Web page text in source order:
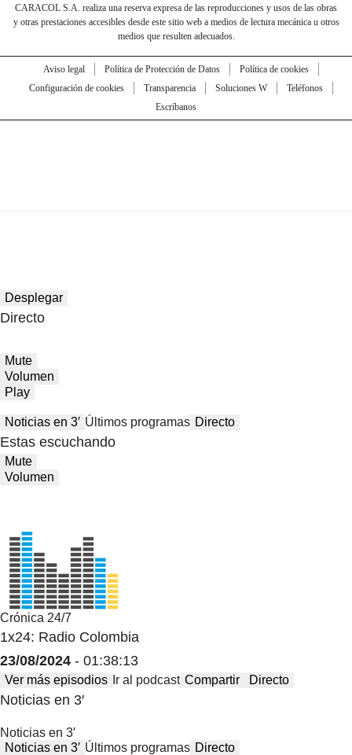
CARACOL S.A. realiza una reserva expresa de las reproducciones y usos de las obras
y otras prestaciones accesibles desde este sitio web a medios de lectura mecánica u otros
medios que resulten adecuados.
Aviso legal Política de Protección de Datos
Política de cookies
Configuración de cookies
Transparencia Soluciones W
Teléfonos
Escríbanos
Desplegar
Directo
Mute
Volumen
Play
Noticias en 3′ Últimos programas Directo
Estas escuchando
Mute
Volumen
Crónica 24/7
1x24: Radio Colombia
23/08/2024 - 01:38:13
Ver más episodios Ir al podcast Compartir Directo
Noticias en 3′
Noticias en 3′
Noticias en 3′ Últimos programas Directo